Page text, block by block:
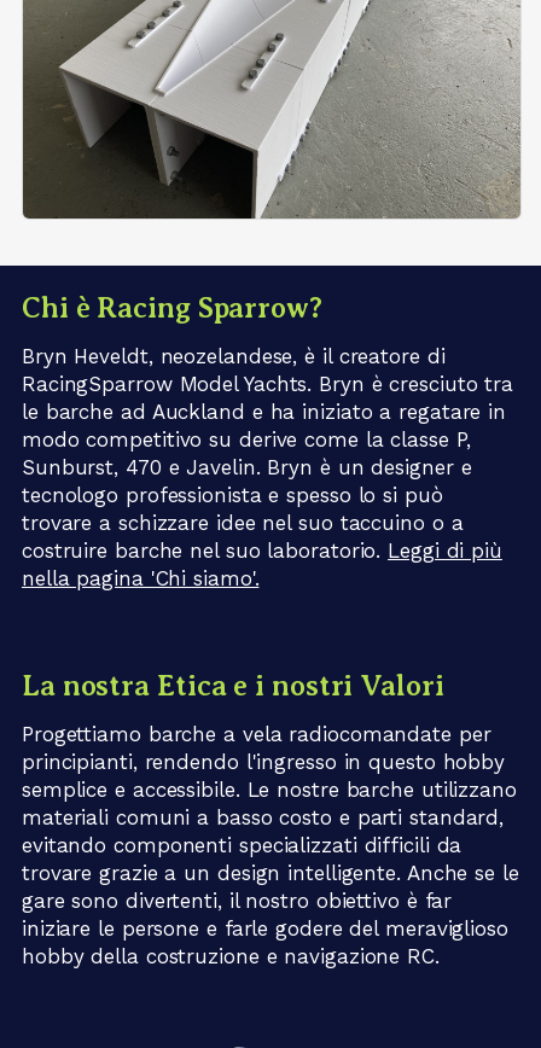
Chi è Racing Sparrow?
Bryn Heveldt, neozelandese, è il creatore di
RacingSparrow Model Yachts. Bryn è cresciuto tra
le barche ad Auckland e ha iniziato a regatare in
modo competitivo su derive come la classe P,
Sunburst, 470 e Javelin. Bryn è un designer e
tecnologo professionista e spesso lo si può
trovare a schizzare idee nel suo taccuino o a
costruire barche nel suo laboratorio. Leggi di più
nella pagina 'Chi siamo'.
La nostra Etica e i nostri Valori
Progettiamo barche a vela radiocomandate per
principianti, rendendo l'ingresso in questo hobby
semplice e accessibile. Le nostre barche utilizzano
materiali comuni a basso costo e parti standard,
evitando componenti specializzati difficili da
trovare grazie a un design intelligente. Anche se le
gare sono divertenti, il nostro obiettivo è far
iniziare le persone e farle godere del meraviglioso
hobby della costruzione e navigazione RC.